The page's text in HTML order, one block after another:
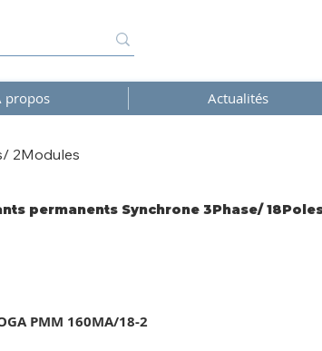
propos Actualités
2Modules
permanents Synchrone 3Phase/
PMM 160MA/18-2